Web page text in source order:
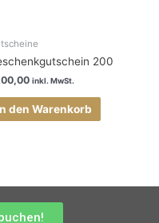
200
inkl. MwSt.
den Warenkorb